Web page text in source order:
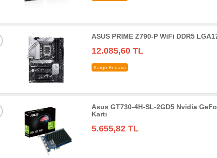
ASUS PRIME Z790-P WiFi DDR5
12.085,60 TL
Kargo Bedava
Asus GT730-4H-SL-2GD5 Nvidia
Kartı
5.655,82 TL